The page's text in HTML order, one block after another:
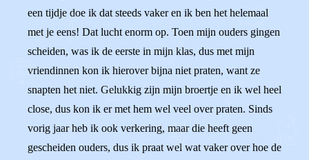
een tijdje doe ik dat steeds vaker en ik ben het helemaal
met je eens! Dat lucht enorm op. Toen mijn ouders gingen
scheiden, was ik de eerste in mijn klas, dus met mijn
vriendinnen kon ik hierover bijna niet praten, want ze
snapten het niet. Gelukkig zijn mijn broertje en ik wel heel
close, dus kon ik er met hem wel veel over praten. Sinds
vorig jaar heb ik ook verkering, maar die heeft geen
gescheiden ouders, dus ik praat wel wat vaker over hoe de